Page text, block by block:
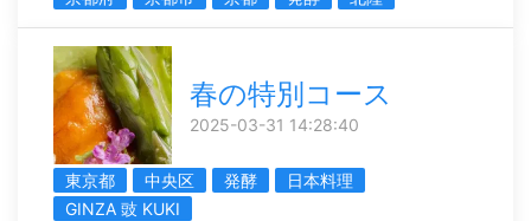
春の特別コース
2025-03-31 14:28:40
東京都 中央区 発酵
日本料理
GINZA 豉 KUKI